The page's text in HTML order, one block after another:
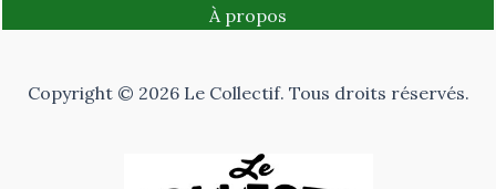
À propos
Copyright © 2026 Le Collectif. Tous droits réservés.